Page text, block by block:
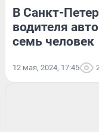
В Санкт-
водителя
семь человек
12 мая, 2024, 17:45